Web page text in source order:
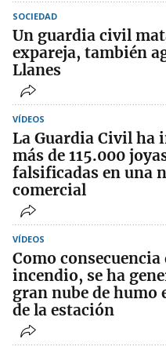
SOCIEDAD
Un guardia civil
expareja, también
Llanes
VÍDEOS
La Guardia Civil ha
más de 115.000
falsificadas en una
comercial
VÍDEOS
Como consecuencia
incendio, se ha
gran nube de humo
de la estación